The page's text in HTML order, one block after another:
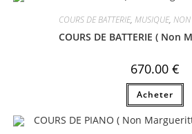
COURS DE BATTERIE, MUSIQUE, NON
COURS DE BATTERIE ( Non
670.00 €
Acheter